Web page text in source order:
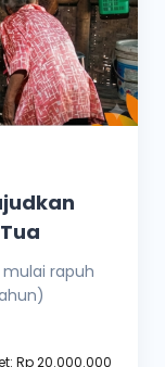
rapuh
Rp 20.000.000